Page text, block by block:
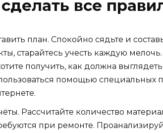
все
план. Спокойно сядьте и
старайтесь учесть каждую
получить, как должна
помощью специальных
Рассчитайте количество
при ремонте.